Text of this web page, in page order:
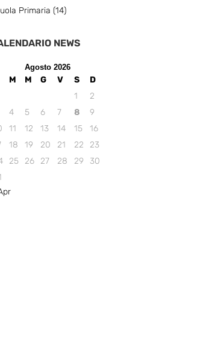
Primaria (14)
NEWS
Agosto 2026
M M G V S
D
1
2
4 5 6 7 8
9
11 12 13 14 15
16
18 19 20 21 22
23
25 26 27 28 29
30